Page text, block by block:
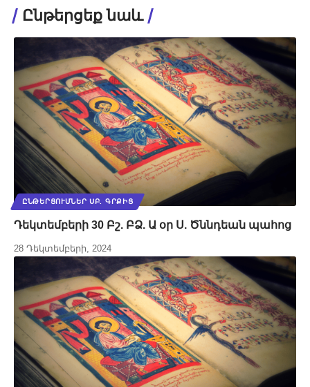
Ընթերցեք նաև
ԸՆԹԵՐՑՈՒՄՆԵՐ ՍԲ. ԳՐՔԻՑ
Դեկտեմբերի 30 Բշ. ԲՁ. Ա օր Ս. Ծննդեան պահոց
28 Դեկտեմբերի, 2024